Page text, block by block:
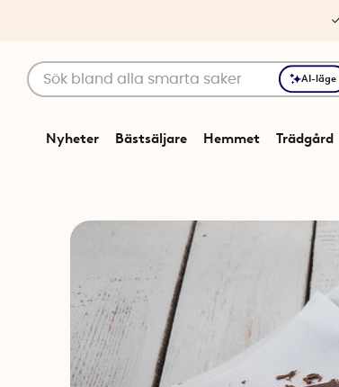
AI-läge
Nyheter Bästsäljare Hemmet Trädgård